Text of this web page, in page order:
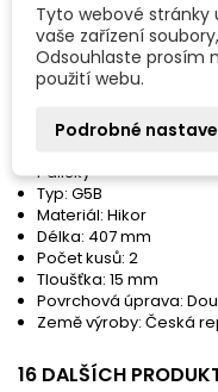
Balbex Hickory
Bubenické paličky typu
Hikoru s originální
Vlastnosti:
Paličky
Typ: G5B
Materiál: Hikor
Délka: 407 mm
Počet kusů: 2
Tloušťka: 15 mm
Povrchová úprava:
Země výroby: Česká
16 DALŠÍCH
Tyto webové stránky
vaše zařízení
Odsouhlaste prosím
použití webu.
Podrobné